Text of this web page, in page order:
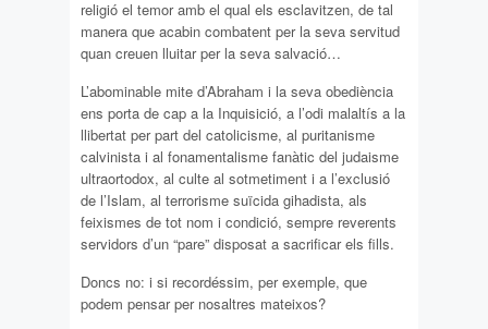
religió el temor amb el qual els esclavitzen, de tal
manera que acabin combatent per la seva servitud
quan creuen lluitar per la seva salvació…
L’abominable mite d’Abraham i la seva obediència
ens porta de cap a la Inquisició, a l’odi malaltís a la
llibertat per part del catolicisme, al puritanisme
calvinista i al fonamentalisme fanàtic del judaisme
ultraortodox, al culte al sotmetiment i a l’exclusió
de l’Islam, al terrorisme suïcida gihadista, als
feixismes de tot nom i condició, sempre reverents
servidors d’un “pare” disposat a sacrificar els fills.
Doncs no: i si recordéssim, per exemple, que
podem pensar per nosaltres mateixos?